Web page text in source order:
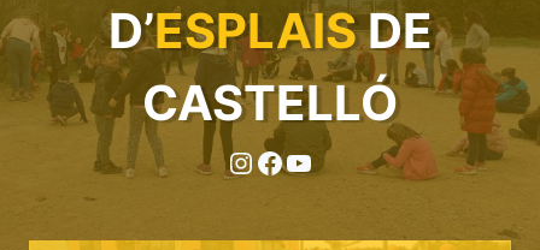
D’ESPLAISDE
CASTELLÓ
Instagram Facebook YouTube